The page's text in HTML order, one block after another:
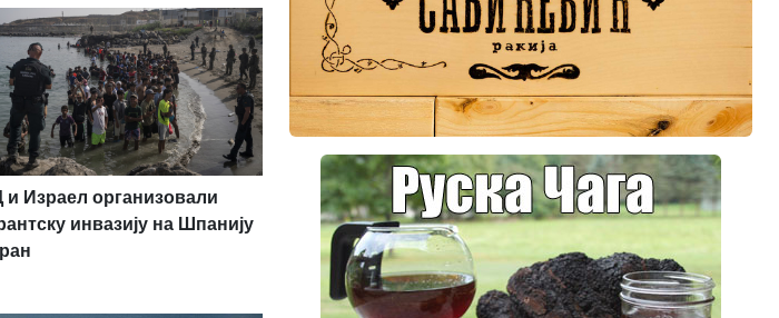
Израел организовали
инвазију на Шпанију